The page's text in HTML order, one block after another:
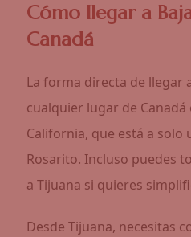
Cómo llegar a
Canadá
La forma directa de llegar
cualquier lugar de Canadá
California, que está a solo
Rosarito. Incluso puedes
a Tijuana si quieres
Desde Tijuana, necesitas